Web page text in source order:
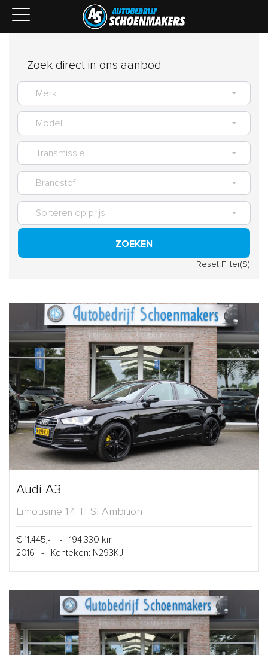
Zoek direct in ons aanbod
ZOEKEN
Reset Filter(S)
Audi A3
Limousine 1.4 TFSI Ambition
€ 11.445,- -
194.330 km
2016
- Kenteken: N293KJ